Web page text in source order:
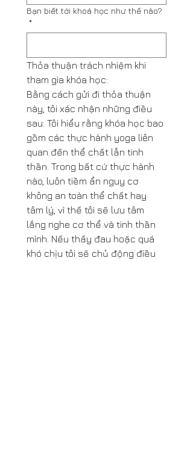
Bạn biết tới khoá học như thế nào?
*
Thỏa thuận trách nhiệm khi
Bằng cách gửi đi thỏa thuận
này, tôi xác nhận những điều
sau: Tôi hiểu rằng khóa học bao
gồm các thực hành yoga liên
quan đến thể chất lẫn tinh
thần. Trong bất cứ thực hành
nào, luôn tiềm ẩn nguy cơ
không an toàn thể chất hay
tâm lý, vì thế tôi sẽ lưu tâm
lắng nghe cơ thể và tinh thần
mình. Nếu thấy đau hoặc quá
khó chịu tôi sẽ chủ động điều